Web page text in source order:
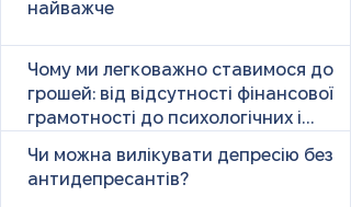
найважче
Чому ми легковажно ставимося до
грошей: від відсутності фінансової
грамотності до психологічних і
Чи можна вилікувати депресію без
антидепресантів?